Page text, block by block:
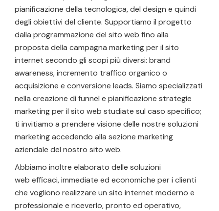
pianificazione della tecnologica, del design e quindi
degli obiettivi del cliente. Supportiamo il progetto
dalla programmazione del sito web fino alla
proposta della campagna marketing per il sito
internet secondo gli scopi più diversi: brand
awareness, incremento traffico organico o
acquisizione e conversione leads. Siamo specializzati
nella creazione di funnel e pianificazione strategie
marketing per il sito web studiate sul caso specifico;
ti invitiamo a prendere visione delle nostre soluzioni
marketing accedendo alla sezione marketing
aziendale del nostro sito web.
Abbiamo inoltre elaborato delle soluzioni
web efficaci, immediate ed economiche per i clienti
che vogliono realizzare un sito internet moderno e
professionale e riceverlo, pronto ed operativo,